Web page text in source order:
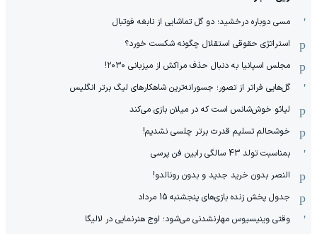
مسی دوباره درخشید؛ دو گل تماشایی از نابغه فوتبال
استراتژی حقوقی استقلال چگونه شکست خورد؟
مجلس اسپانیا به دنبال حذف مراکش از میزبانی ۲۰۳۰!
گل‌هایی فراتر از تصور؛ جسورانه‌ترین شاهکارهای لیگ برتر انگلیس
لیائو خوش‌شانس است که در میلان بازی می‌کند
خوشحالم تسلیم قدرت برتر چلسی نشدیم!
بمناسبت تولد 43 سالگی رابین فن پرسی
النصر بدون خرید جدید و بدون رونالدو!
جدول پخش زنده بازی‌های پنجشنبه 15 مرداد
وقتی وینیسیوس مهارنشدنی می‌شود؛ اوج هنرنمایی در لالیگا